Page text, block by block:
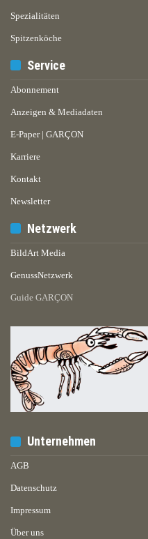
Spezialitäten
Spitzenköche
Service
Abonnement
Anzeigen & Mediadaten
E-Paper | GARÇON
Karriere
Kontakt
Newsletter
Netzwerk
BildArt Media
GenussNetzwerk
Guide GARÇON
Unternehmen
AGB
Datenschutz
Impressum
Über uns